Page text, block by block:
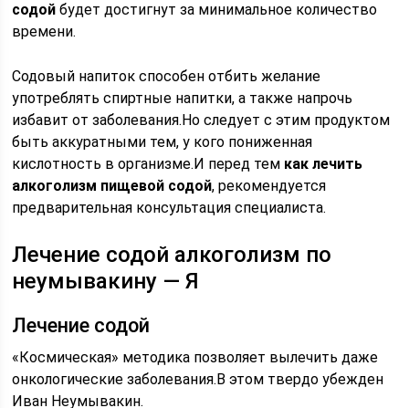
содой будет достигнут за минимальное количество
времени.
Содовый напиток способен отбить желание
употреблять спиртные напитки, а также напрочь
избавит от заболевания.Но следует с этим продуктом
быть аккуратными тем, у кого пониженная
кислотность в организме.И перед тем как лечить
алкоголизм пищевой содой, рекомендуется
предварительная консультация специалиста.
Лечение содой алкоголизм по
неумывакину — Я
Лечение содой
«Космическая» методика позволяет вылечить даже
онкологические заболевания.В этом твердо убежден
Иван Неумывакин.